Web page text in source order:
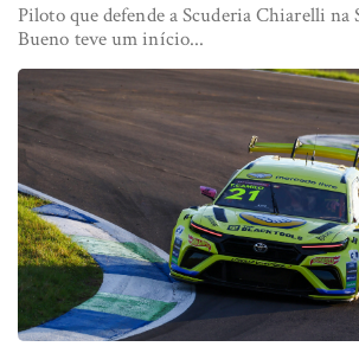
Piloto que defende a Scuderia Chiarelli na
Bueno teve um início...